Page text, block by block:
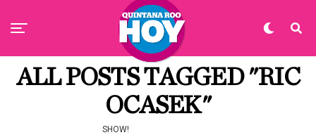
ALL POSTS TAGGED "RIC
OCASEK"
SHOW!